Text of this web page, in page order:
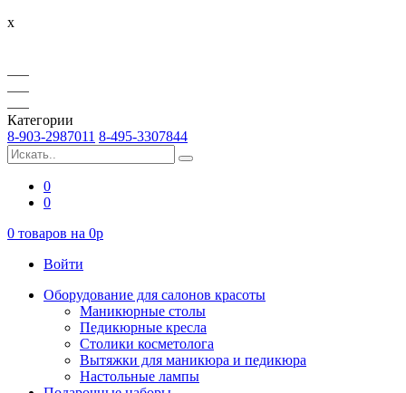
x
Категории
8-903-2987011 8-495-3307844
0
0
0 товаров на 0p
Войти
Оборудование для салонов красоты
Маникюрные столы
Педикюрные кресла
Столики косметолога
Вытяжки для маникюра и педикюра
Настольные лампы